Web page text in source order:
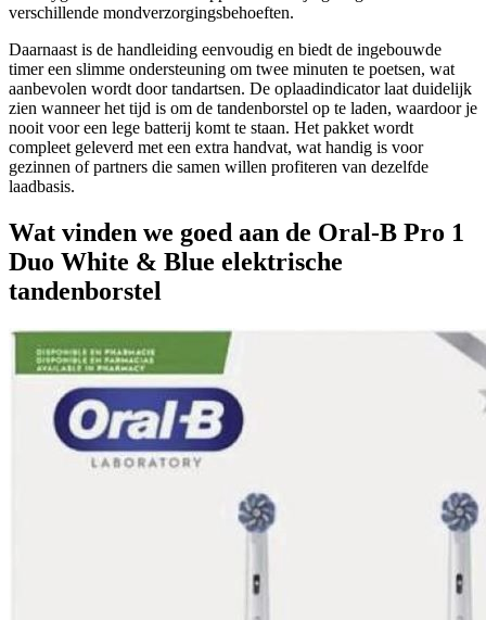
verschillende mondverzorgingsbehoeften.
Daarnaast is de handleiding eenvoudig en biedt de ingebouwde
timer een slimme ondersteuning om twee minuten te poetsen, wat
aanbevolen wordt door tandartsen. De oplaadindicator laat duidelijk
zien wanneer het tijd is om de tandenborstel op te laden, waardoor je
nooit voor een lege batterij komt te staan. Het pakket wordt
compleet geleverd met een extra handvat, wat handig is voor
gezinnen of partners die samen willen profiteren van dezelfde
laadbasis.
Wat vinden we goed aan de Oral-B Pro 1
Duo White & Blue elektrische
tandenborstel